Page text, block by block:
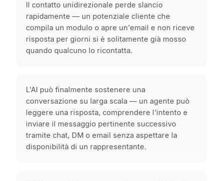
Il contatto unidirezionale perde slancio
rapidamente — un potenziale cliente che
compila un modulo o apre un'email e non riceve
risposta per giorni si è solitamente già mosso
quando qualcuno lo ricontatta.
L'AI può finalmente sostenere una
conversazione su larga scala — un agente può
leggere una risposta, comprendere l'intento e
inviare il messaggio pertinente successivo
tramite chat, DM o email senza aspettare la
disponibilità di un rappresentante.